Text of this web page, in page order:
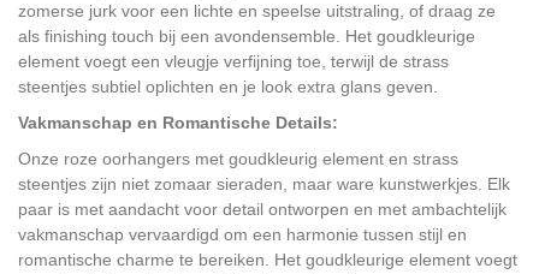
zomerse jurk voor een lichte en speelse uitstraling, of draag ze
als finishing touch bij een avondensemble. Het goudkleurige
element voegt een vleugje verfijning toe, terwijl de strass
steentjes subtiel oplichten en je look extra glans geven.
Vakmanschap en Romantische Details:
Onze roze oorhangers met goudkleurig element en strass
steentjes zijn niet zomaar sieraden, maar ware kunstwerkjes. Elk
paar is met aandacht voor detail ontworpen en met ambachtelijk
vakmanschap vervaardigd om een harmonie tussen stijl en
romantische charme te bereiken. Het goudkleurige element voegt